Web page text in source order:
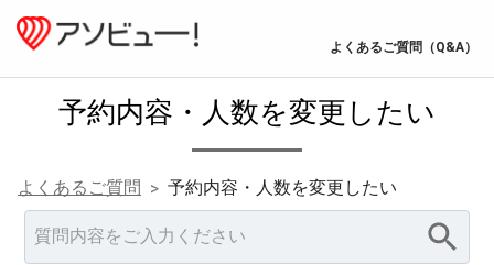
よくあるご質問（Q&A）
予約内容・人数を変更したい
よくあるご質問 > 予約内容・人数を変更したい